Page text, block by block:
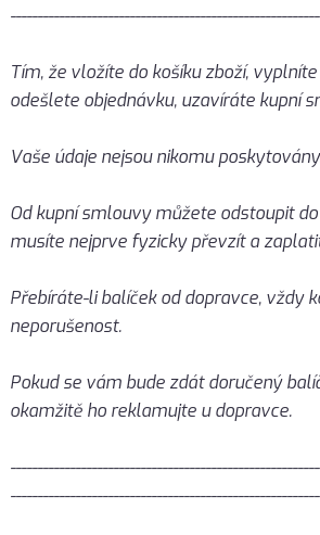
Tím, že vložíte do košíku zboží,
odešlete objednávku, uzavíráte kupní
Vaše údaje nejsou nikomu
Od kupní smlouvy můžete odstoupit do
musíte nejprve fyzicky převzít a
Přebíráte-li balíček od dopravce, vždy
neporušenost.
Pokud se vám bude zdát doručený
okamžitě ho reklamujte u dopravce.